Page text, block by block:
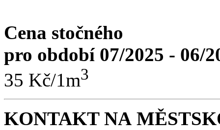
Cena stočného
pro období 07/2025 - 06/
35 Kč/1m3
KONTAKT NA